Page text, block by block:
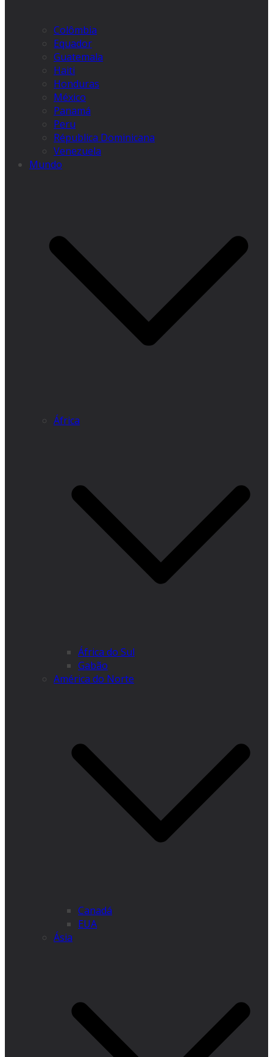
Colômbia
Equador
Guatemala
Haiti
Honduras
México
Panamá
Peru
Républica Dominicana
Venezuela
Mundo
África
África do Sul
Gabão
América do Norte
Canadá
EUA
Ásia